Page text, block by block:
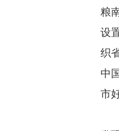
粮
设
织
中
市